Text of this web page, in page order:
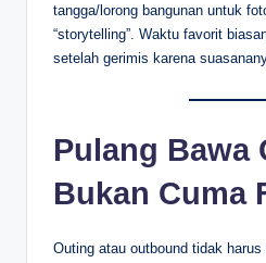
tangga/lorong bangunan untuk
“storytelling”. Waktu favorit
setelah gerimis karena
Pulang Bawa
Bukan Cuma
Outing atau outbound tidak